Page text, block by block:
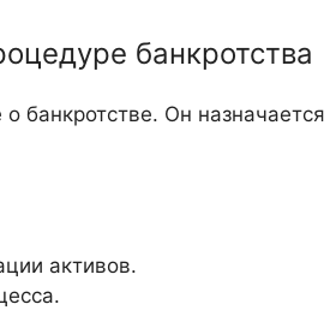
банкротства
банкротстве. Он назначается
активов.